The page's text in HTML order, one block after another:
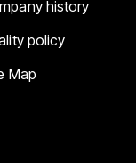
history
policy
Map